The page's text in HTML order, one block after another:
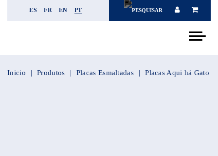
ES FR EN PT
Inicio Produtos Placas Esmaltadas Placas Aqui há Gato